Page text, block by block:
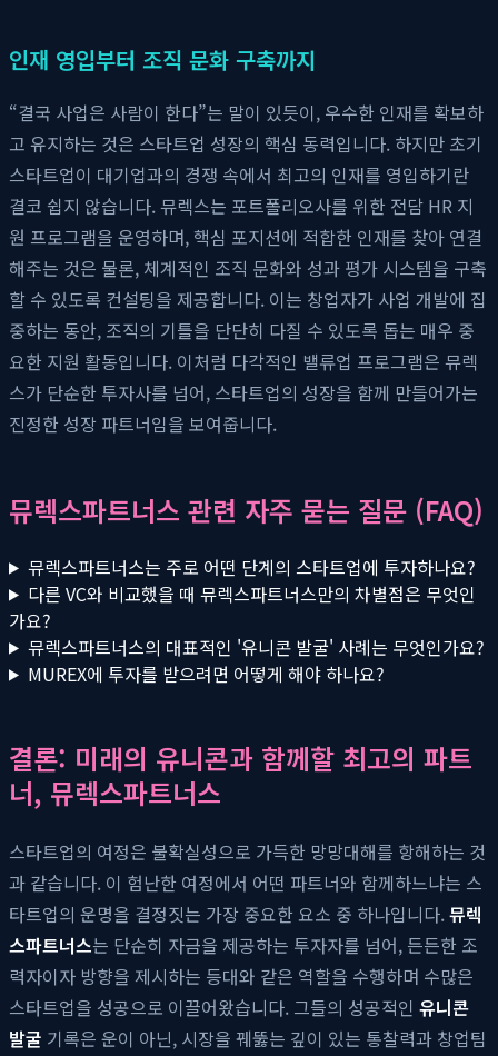
인재 영입부터 조직 문화 구축까지
“결국 사업은 사람이 한다”는 말이 있듯이, 우수한 인재를 확보하
고 유지하는 것은 스타트업 성장의 핵심 동력입니다. 하지만 초기
스타트업이 대기업과의 경쟁 속에서 최고의 인재를 영입하기란
결코 쉽지 않습니다. 뮤렉스는 포트폴리오사를 위한 전담 HR 지
원 프로그램을 운영하며, 핵심 포지션에 적합한 인재를 찾아 연결
해주는 것은 물론, 체계적인 조직 문화와 성과 평가 시스템을 구축
할 수 있도록 컨설팅을 제공합니다. 이는 창업자가 사업 개발에 집
중하는 동안, 조직의 기틀을 단단히 다질 수 있도록 돕는 매우 중
요한 지원 활동입니다. 이처럼 다각적인 밸류업 프로그램은 뮤렉
스가 단순한 투자사를 넘어, 스타트업의 성장을 함께 만들어가는
진정한 성장 파트너임을 보여줍니다.
뮤렉스파트너스 관련 자주 묻는 질문 (FAQ)
뮤렉스파트너스는 주로 어떤 단계의 스타트업에 투자하나요?
다른 VC와 비교했을 때 뮤렉스파트너스만의 차별점은 무엇인
가요?
뮤렉스파트너스의 대표적인 '유니콘 발굴' 사례는 무엇인가요?
MUREX에 투자를 받으려면 어떻게 해야 하나요?
결론: 미래의 유니콘과 함께할 최고의 파트
너, 뮤렉스파트너스
스타트업의 여정은 불확실성으로 가득한 망망대해를 항해하는 것
과 같습니다. 이 험난한 여정에서 어떤 파트너와 함께하느냐는 스
타트업의 운명을 결정짓는 가장 중요한 요소 중 하나입니다.뮤렉
스파트너스는 단순히 자금을 제공하는 투자자를 넘어, 든든한 조
력자이자 방향을 제시하는 등대와 같은 역할을 수행하며 수많은
스타트업을 성공으로 이끌어왔습니다. 그들의 성공적인 유니콘
발굴 기록은 운이 아닌, 시장을 꿰뚫는 깊이 있는 통찰력과 창업팀